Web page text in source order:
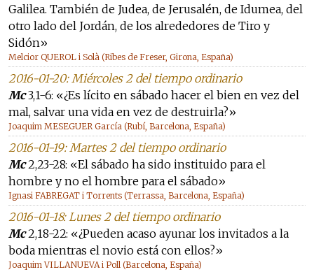
Galilea. También de Judea, de Jerusalén, de Idumea, del
otro lado del Jordán, de los alrededores de Tiro y
Sidón»
Melcior QUEROL i Solà (Ribes de Freser, Girona, España)
2016-01-20: Miércoles 2 del tiempo ordinario
Mc3,1-6: «¿Es lícito en sábado hacer el bien en vez del
mal, salvar una vida en vez de destruirla?»
Joaquim MESEGUER García (Rubí, Barcelona, España)
2016-01-19: Martes 2 del tiempo ordinario
Mc2,23-28: «El sábado ha sido instituido para el
hombre y no el hombre para el sábado»
Ignasi FABREGAT i Torrents (Terrassa, Barcelona, España)
2016-01-18: Lunes 2 del tiempo ordinario
Mc2,18-22: «¿Pueden acaso ayunar los invitados a la
boda mientras el novio está con ellos?»
Joaquim VILLANUEVA i Poll (Barcelona, España)